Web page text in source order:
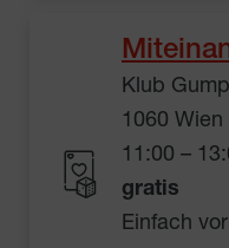
Klub
1060 Wien
11:00 –
gratis
Einfach